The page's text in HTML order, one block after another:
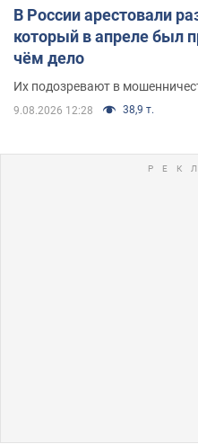
В России арестовали
который в апреле был
чём дело
Их подозревают в
9.08.2026 12:28 38,9 т.